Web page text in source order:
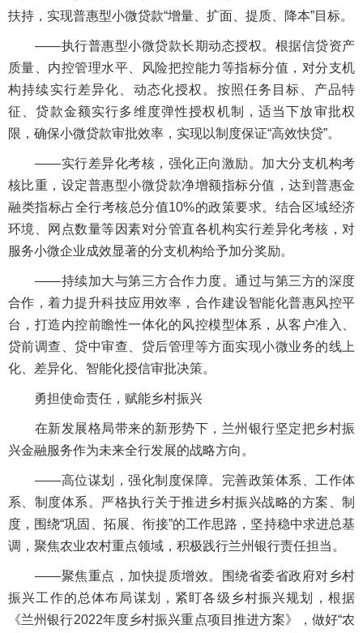
扶持，实现普惠型小微贷款“增量、扩面、提质、降本”目标。
——执行普惠型小微贷款长期动态授权。根据信贷资产
质量、内控管理水平、风险把控能力等指标分值，对分支机
构持续实行差异化、动态化授权。按照任务目标、产品特
征、贷款金额实行多维度弹性授权机制，适当下放审批权
限，确保小微贷款审批效率，实现以制度保证“高效快贷”。
——实行差异化考核，强化正向激励。加大分支机构考
核比重，设定普惠型小微贷款净增额指标分值，达到普惠金
融类指标占全行考核总分值10%的政策要求。结合区域经济
环境、网点数量等因素对分管直各机构实行差异化考核，对
服务小微企业成效显著的分支机构给予加分奖励。
——持续加大与第三方合作力度。通过与第三方的深度
合作，着力提升科技应用效率，合作建设智能化普惠风控平
台，打造内控前瞻性一体化的风控模型体系，从客户准入、
贷前调查、贷中审查、贷后管理等方面实现小微业务的线上
化、差异化、智能化授信审批决策。
勇担使命责任，赋能乡村振兴
在新发展格局带来的新形势下，兰州银行坚定把乡村振
兴金融服务作为未来全行发展的战略方向。
——高位谋划，强化制度保障。完善政策体系、工作体
系、制度体系。严格执行关于推进乡村振兴战略的方案、制
度，围绕“巩固、拓展、衔接”的工作思路，坚持稳中求进总基
调，聚焦农业农村重点领域，积极践行兰州银行责任担当。
——聚焦重点，加快提质增效。围绕省委省政府对乡村
振兴工作的总体布局谋划，紧盯各级乡村振兴规划，根据
《兰州银行2022年度乡村振兴重点项目推进方案》，做好“农